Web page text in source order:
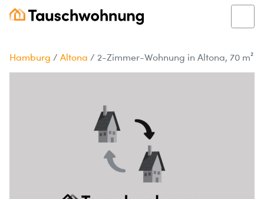
Hamburg / Altona / 2-Zimmer-Wohnung in Altona, 70 m²